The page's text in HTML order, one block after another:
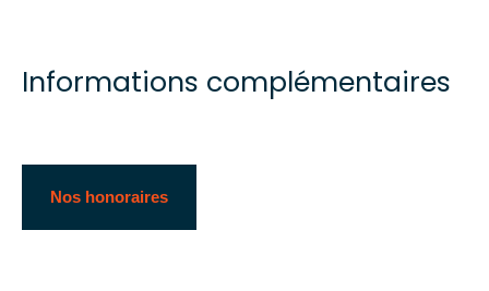
Informations complémentaires
Nos honoraires